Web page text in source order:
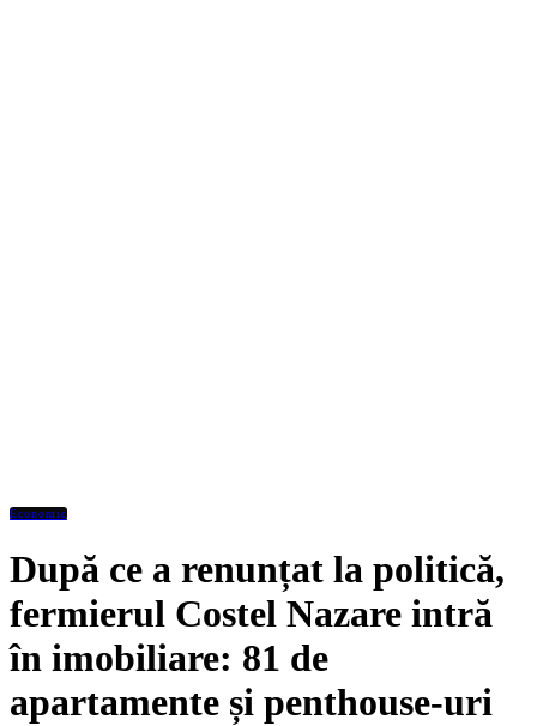
Economic
După ce a renunțat la politică,
fermierul Costel Nazare intră
în imobiliare: 81 de
apartamente și penthouse-uri